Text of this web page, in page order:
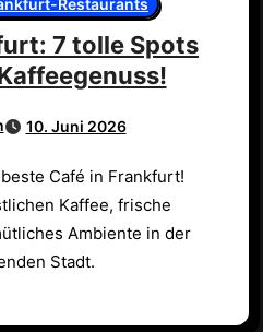
Restaurants
7 tolle Spots
10. Juni 2026
Kaffee, frische
Ambiente in der
Stadt.